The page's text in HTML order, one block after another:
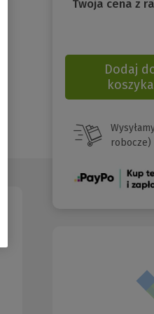
Twoja cena z
Dodaj
koszyka
robocze)
(Nowe